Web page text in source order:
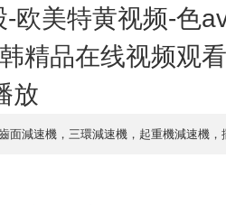
美特黄视频-色
精品在线视频观
放
面減速機，三環減速機，起重機減速機，